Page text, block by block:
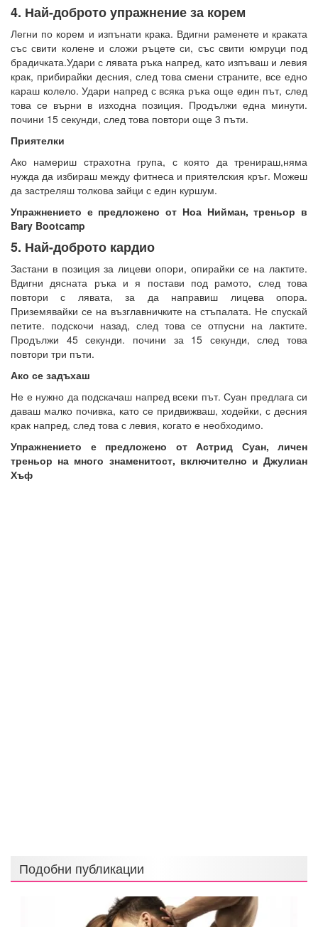
4. Най-доброто упражнение за корем
Легни по корем и изпънати крака. Вдигни раменете и краката
със свити колене и сложи ръцете си, със свити юмруци под
брадичката.Удари с лявата ръка напред, като изпъваш и левия
крак, прибирайки десния, след това смени страните, все едно
караш колело. Удари напред с всяка ръка още един път, след
това се върни в изходна позиция. Продължи една минути.
почини 15 секунди, след това повтори още 3 пъти.
Приятелки
Ако намериш страхотна група, с която да тренираш,няма
нужда да избираш между фитнеса и приятелския кръг. Можеш
да застреляш толкова зайци с един куршум.
Упражнението е предложено от Ноа Нийман, треньор в
Bary Bootcamp
5. Най-доброто кардио
Застани в позиция за лицеви опори, опирайки се на лактите.
Вдигни дясната ръка и я постави под рамото, след това
повтори с лявата, за да направиш лицева опора.
Приземявайки се на възглавничките на стъпалата. Не спускай
петите. подскочи назад, след това се отпусни на лактите.
Продължи 45 секунди. почини за 15 секунди, след това
повтори три пъти.
Ако се задъхаш
Не е нужно да подскачаш напред всеки път. Суан предлага си
даваш малко почивка, като се придвижваш, ходейки, с десния
крак напред, след това с левия, когато е необходимо.
Упражнението е предложено от Астрид Суан, личен
треньор на много знаменитост, включително и Джулиан
Хъф
Подобни публикации